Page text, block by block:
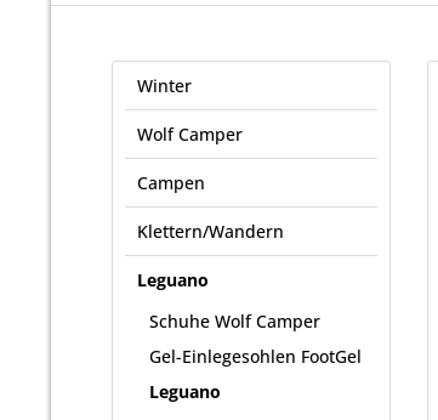
Winter
Wolf Camper
Campen
Klettern/Wandern
Leguano
Schuhe Wolf Camper
Gel-Einlegesohlen FootGel
Leguano